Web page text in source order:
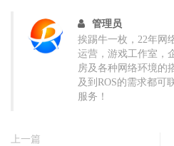
管理员
挨踢牛一枚，22年网
运营，游戏工作室，
房及各种网络环境的
及到ROS的需求都可
服务！
上一篇